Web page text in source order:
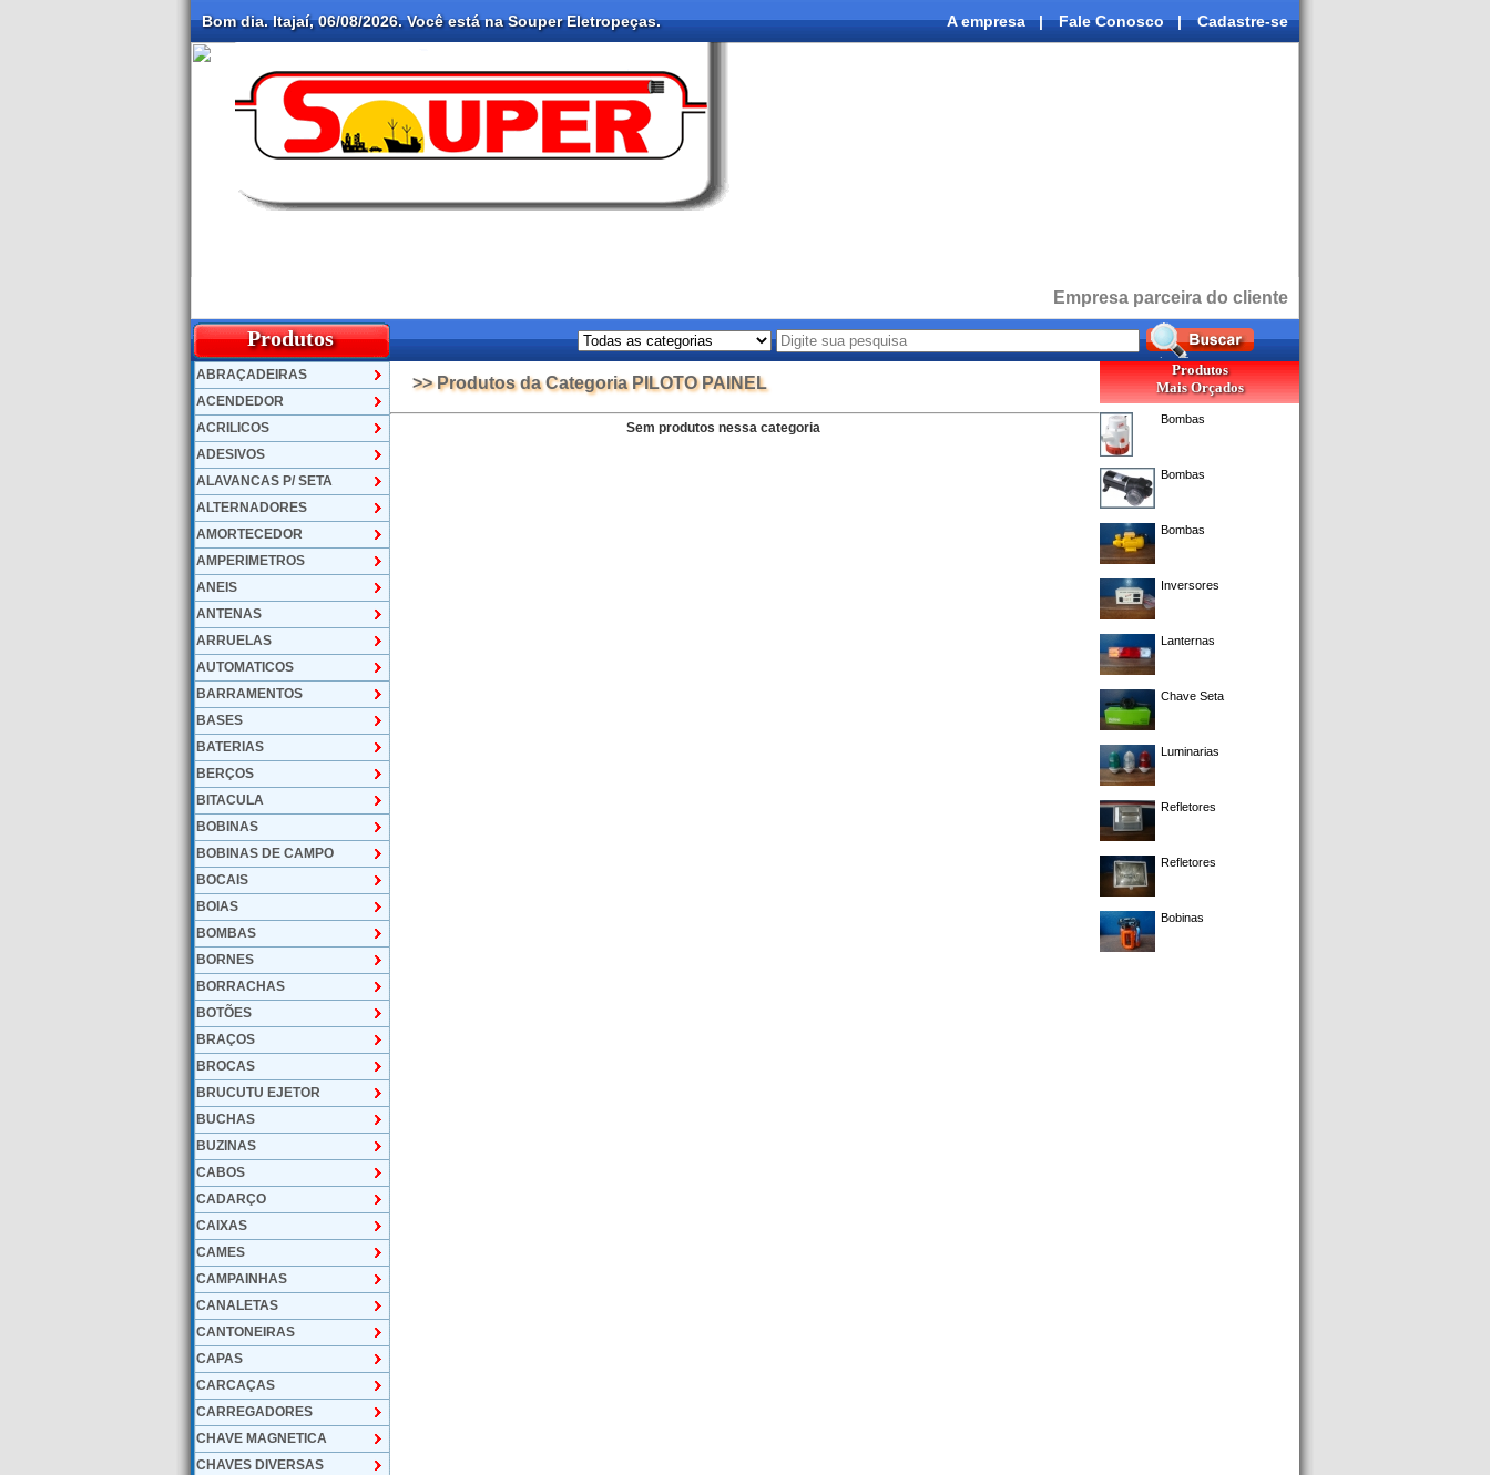
Bom dia. Itajaí, 06/08/2026. Você está na Souper Eletropeças. A empresa| Fale Conosco| Cadastre-se
Empresa parceira do cliente
Produtos
ABRAÇADEIRAS
ACENDEDOR
ACRILICOS
ADESIVOS
ALAVANCAS P/ SETA
ALTERNADORES
AMORTECEDOR
AMPERIMETROS
ANEIS
ANTENAS
ARRUELAS
AUTOMATICOS
BARRAMENTOS
BASES
BATERIAS
BERÇOS
BITACULA
BOBINAS
BOBINAS DE CAMPO
BOCAIS
BOIAS
BOMBAS
BORNES
BORRACHAS
BOTÕES
BRAÇOS
BROCAS
BRUCUTU EJETOR
BUCHAS
BUZINAS
CABOS
CADARÇO
CAIXAS
CAMES
CAMPAINHAS
CANALETAS
CANTONEIRAS
CAPAS
CARCAÇAS
CARREGADORES
CHAVE MAGNETICA
CHAVES DIVERSAS
>> Produtos da Categoria PILOTO PAINEL
Sem produtos nessa categoria
Produtos
Mais Orçados
Bombas
Bombas
Bombas
Inversores
Lanternas
Chave Seta
Luminarias
Refletores
Refletores
Bobinas